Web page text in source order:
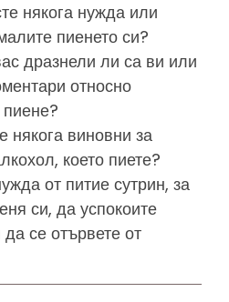
някога нужда или
пиенето си?
дразнели ли са ви или
относно
някога виновни за
което пиете?
от питие сутрин, за
си, да успокоите
се отървете от